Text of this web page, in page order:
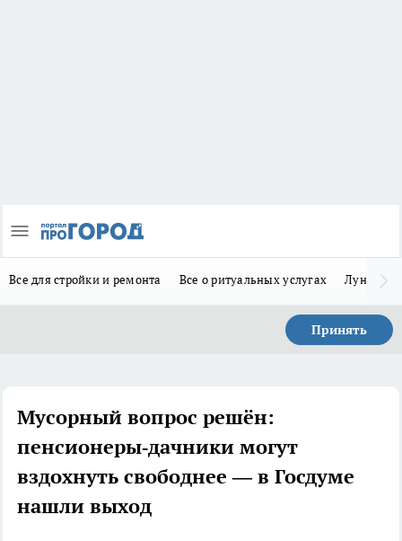
Все для стройки и ремонта Все о ритуальных услугах Лунно-
Принять
Мусорный вопрос решён:
пенсионеры‑дачники могут
вздохнуть свободнее — в Госдуме
нашли выход